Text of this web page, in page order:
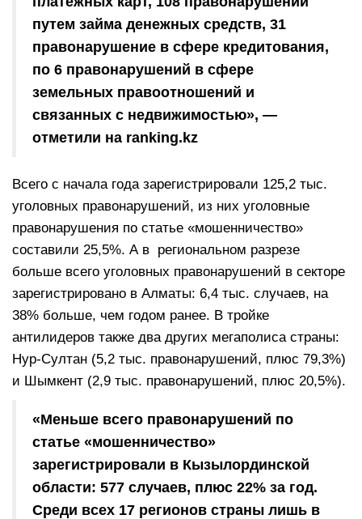
путем займа денежных средств, 31
правонарушение в сфере кредитования,
по 6 правонарушений в сфере
земельных правоотношений и
связанных с недвижимостью», —
отметили на ranking.kz
Всего с начала года зарегистрировали 125,2 тыс.
уголовных правонарушений, из них уголовные
правонарушения по статье «мошенничество»
составили 25,5%. А в региональном разрезе
больше всего уголовных правонарушений в секторе
зарегистрировано в Алматы: 6,4 тыс. случаев, на
38% больше, чем годом ранее. В тройке
антилидеров также два других мегаполиса страны:
Нур-Султан (5,2 тыс. правонарушений, плюс 79,3%)
и Шымкент (2,9 тыс. правонарушений, плюс 20,5%).
«Меньше всего правонарушений по
статье «мошенничество»
зарегистрировали в Кызылординской
области: 577 случаев, плюс 22% за год.
Среди всех 17 регионов страны лишь в